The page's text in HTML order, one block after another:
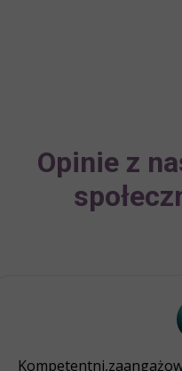
Opinie z
Wysokie kompetencje i
Uzyskałem wiele